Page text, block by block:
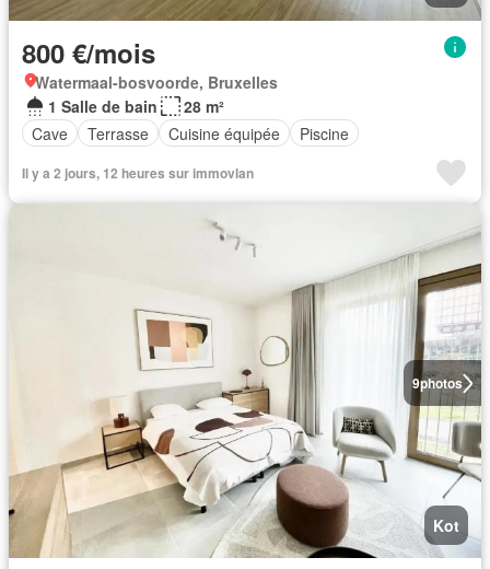
800 €/mois
Watermaal-bosvoorde, Bruxelles
1 Salle de bain
28 m²
Cave
Terrasse Cuisine équipée Piscine
Il y a 2 jours, 12 heures sur immovlan
9photos
Kot